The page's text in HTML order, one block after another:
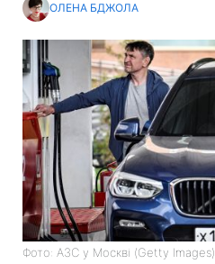
ОЛЕНА БДЖОЛА
Фото: АЗС у Москві (Getty Images)